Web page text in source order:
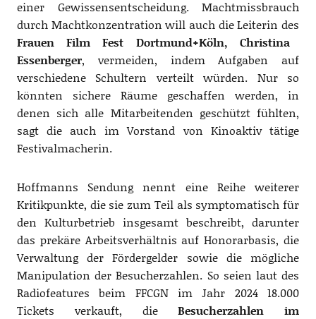
einer Gewissensentscheidung. Machtmissbrauch
durch Machtkonzentration will auch die Leiterin des
Frauen Film Fest Dortmund+Köln, Christina
Essenberger, vermeiden, indem Aufgaben auf
verschiedene Schultern verteilt würden. Nur so
könnten sichere Räume geschaffen werden, in
denen sich alle Mitarbeitenden geschützt fühlten,
sagt die auch im Vorstand von Kinoaktiv tätige
Festivalmacherin.
Hoffmanns Sendung nennt eine Reihe weiterer
Kritikpunkte, die sie zum Teil als symptomatisch für
den Kulturbetrieb insgesamt beschreibt, darunter
das prekäre Arbeitsverhältnis auf Honorarbasis, die
Verwaltung der Fördergelder sowie die mögliche
Manipulation der Besucherzahlen. So seien laut des
Radiofeatures beim FFCGN im Jahr 2024 18.000
Tickets verkauft, dieBesucherzahlen im